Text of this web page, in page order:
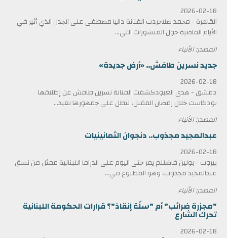
2026-02-18
القاهرة - محمد صلاحردت الفنانة داليا مصطفى على الجدل الذي أثير في
الأيام الماضية حول المنشورات التي...
المصدر: الأنباء
جديد نسرين طافش.. «أرض جديدة»
2026-02-18
دمشق - هدى العبودكشفت الفنانة نسرين طافش عن إطلاقها
بودكاست خلال رمضان المقبل، لتطل على جمهورها بعيد...
المصدر: الأنباء
عبدالمجيد مجذوب.. دنجوان الثمانينيات
2026-02-18
بيروت - بولين فاضللم يمر حتى اليوم على الدراما اللبنانية ممثل من نسق
عبدالمجيد مجذوب، وهو المطبوع في...
المصدر: الأنباء
"مجزرة ضرائب" أم "سلّة إنقاذ"؟ قرارات الحكومة اللبنانية
تحرك الشارع
2026-02-18